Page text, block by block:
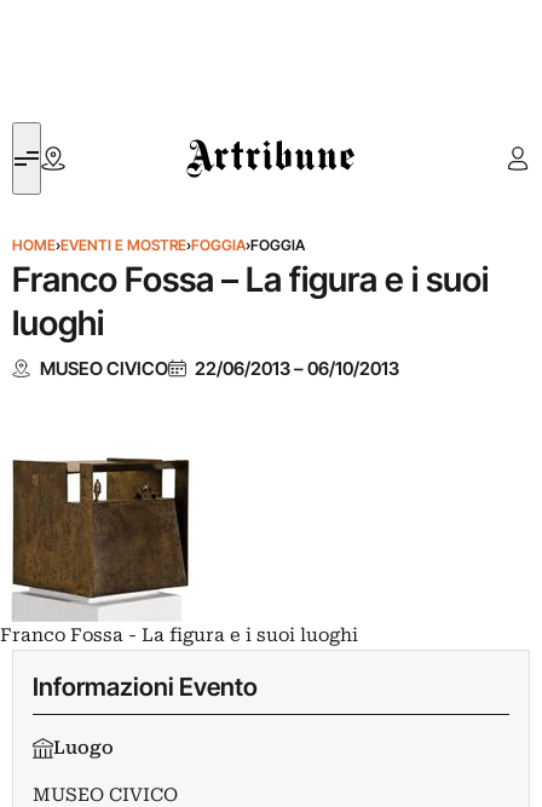
Artribune
HOME›EVENTI E MOSTRE›FOGGIA›FOGGIA
Franco Fossa – La figura e i suoi
luoghi
MUSEO CIVICO 22/06/2013–06/10/2013
Franco Fossa - La figura e i suoi luoghi
Informazioni Evento
Luogo
MUSEO CIVICO